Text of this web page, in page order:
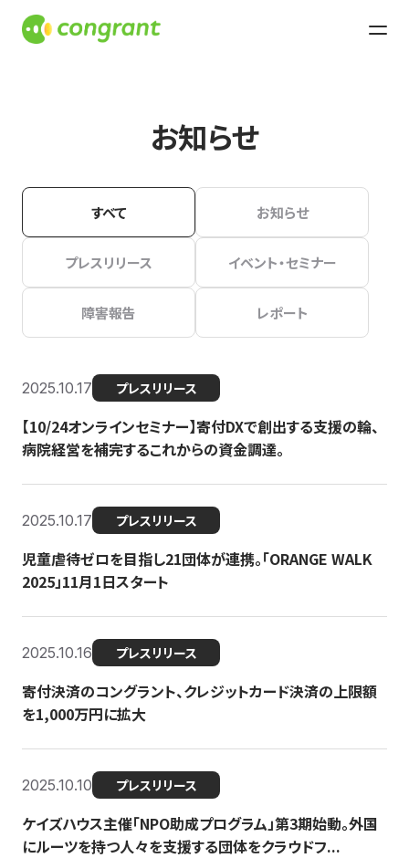
お知らせ
すべて お知らせ
プレスリリース イベント・セミナー
障害報告 レポート
2025.10.17 プレスリリース
【10/24オンラインセミナー】寄付DXで創出する支援の輪、
病院経営を補完するこれからの資金調達。
2025.10.17 プレスリリース
児童虐待ゼロを目指し21団体が連携。「ORANGE WALK
2025」11月1日スタート
2025.10.16 プレスリリース
寄付決済のコングラント、クレジットカード決済の上限額
を1,000万円に拡大
2025.10.10 プレスリリース
ケイズハウス主催「NPO助成プログラム」第3期始動。外国
にルーツを持つ人々を支援する団体をクラウドフ...